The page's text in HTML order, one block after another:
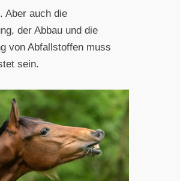
Aber auch die
der Abbau und die
von Abfallstoffen muss
sein.